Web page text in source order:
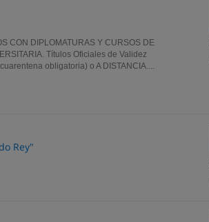
CON DIPLOMATURAS Y CURSOS DE
Títulos Oficiales de Validez
obligatoria) o A DISTANCIA....
Rey"